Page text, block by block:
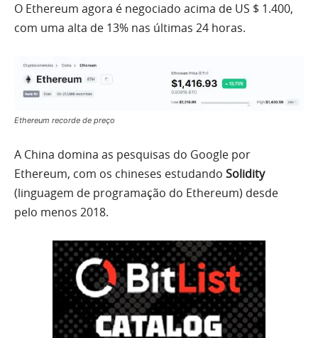
O Ethereum agora é negociado acima de US $ 1.400,
com uma alta de 13% nas últimas 24 horas.
Ethereum recorde de preço
A China domina as pesquisas do Google por
Ethereum, com os chineses estudando Solidity
(linguagem de programação do Ethereum) desde
pelo menos 2018.